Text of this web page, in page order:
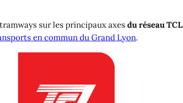
sur les principaux axes du réseau TCL
en commun du Grand Lyon.